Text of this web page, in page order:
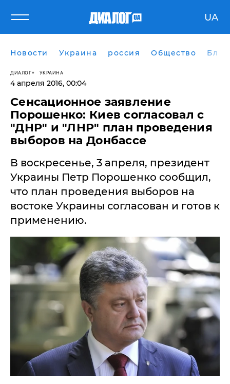
UA
Новости Украина россия Общество
ДИАЛОГ УКРАИНА
4 апреля 2016, 00:04
Сенсационное заявление
Порошенко: Киев согласовал с
"ДНР" и "ЛНР" план проведения
выборов на Донбассе
В воскресенье, 3 апреля, президент
Украины Петр Порошенко сообщил,
что план проведения выборов на
востоке Украины согласован и готов к
применению.